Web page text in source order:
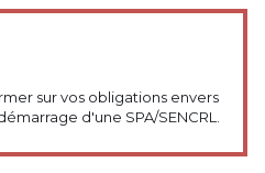
sur vos obligations envers
d'une SPA/SENCRL.